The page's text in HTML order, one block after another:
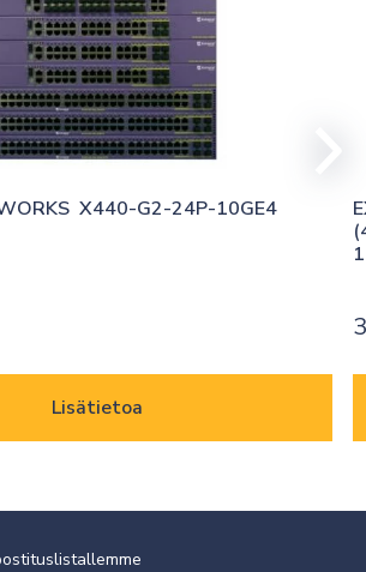
X440-G2-24P-10GE4
Lisätietoa